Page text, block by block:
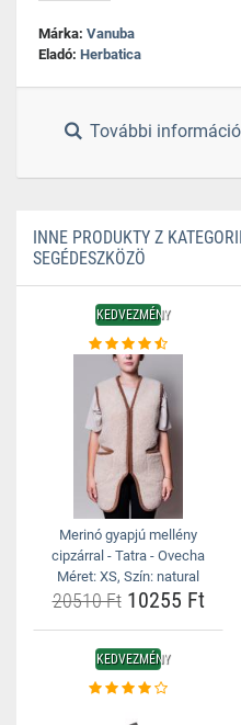
Márka: Vanuba
Eladó: Herbatica
További
INNE PRODUKTY Z
SEGÉDESZKÖZÖ
KEDVEZMÉNY
Merinó gyapjú mellény
cipzárral - Tatra - Ovecha
Méret: XS, Szín: natural
20510 Ft10255 Ft
KEDVEZMÉNY